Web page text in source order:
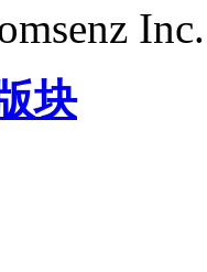
Inc.
块